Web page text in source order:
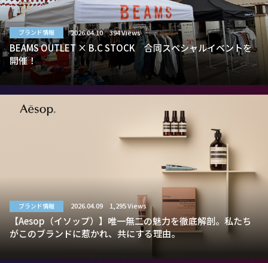
ブランド情報 2026.04.10 394 Views
BEAMS OUTLET × B.C STOCK 合同スペシャルイベントを
開催！
ブランド情報 2026.04.09 1,295 Views
【Aesop（イソップ）】唯一無二の魅力を徹底解剖。私たち
がこのブランドに惹かれ、共にする理由。